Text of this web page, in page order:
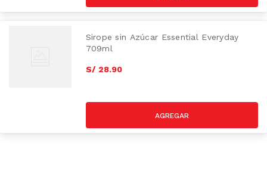
Sirope sin Azúcar Essential Everyday
709ml
S/ 28.90